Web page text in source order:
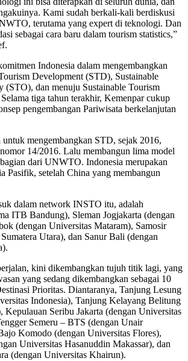
Kami sudah berkali-kali berdiskusi
terutama yang expert di teknologi. Dan
sebagai cara baru dalam tourism statistics,”
Indonesia dalam mengembangkan
Development (STD), Sustainable
(STO), dan menuju Sustainable Tourism
tiga tahun terakhir, Kemenpar cukup
pengembangan Pariwisata berkelanjutan
mengembangkan STD, sejak 2016,
14/2016. Lalu membangun lima model
dari UNWTO. Indonesia merupakan
Pasifik, setelah China yang membangun
dalam network INSTO itu, adalah
ITB Bandung), Sleman Jogjakarta (dengan
(dengan Universitas Mataram), Samosir
Utara), dan Sanur Bali (dengan
kini dikembangkan tujuh titik lagi, yang
yang sedang dikembangkan sebagai 10
Prioritas. Diantaranya, Tanjung Lesung
Indonesia), Tanjung Kelayang Belitung
Kepulauan Seribu Jakarta (dengan Universitas
Semeru – BTS (dengan Unair
Komodo (dengan Universitas Flores),
Universitas Hasanuddin Makassar), dan
(dengan Universitas Khairun).